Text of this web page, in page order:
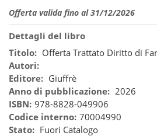
Offerta valida fino al 31/12/2026
Dettagli del libro
Titolo: Offerta Trattato Diritto di
Autori:
Editore: Giuffrè
Anno di pubblicazione: 2026
ISBN: 978-8828-049906
Codice interno: 70004990
Stato: Fuori Catalogo